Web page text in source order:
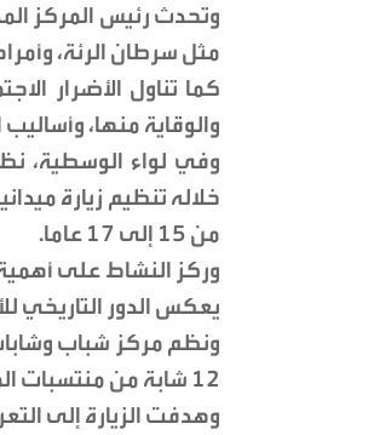
وتحدث رئيس المركز
مثل سرطان الرئة،
كما تناول الأضرار
والوقاية منها،
وفي لواء الوسطية،
من 15 إلى 17 عاما.
وركز النشاط على أهمية
يعكس الدور التاريخي
ونظم مركز شباب
12 شابة من منتسبات المركز.
وهدفت الزيارة إلى